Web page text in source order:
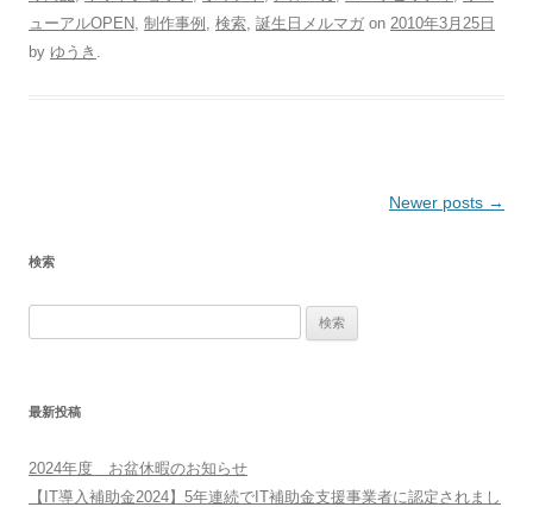
ューアルOPEN, 制作事例 , 検索, 誕生日メルマガ on 2010年3月25日
by ゆうき .
Newer posts →
検索
最新投稿
2024年度 お盆休暇のお知らせ
【IT導入補助金2024】5年連続でIT補助金支援事業者に認定されまし